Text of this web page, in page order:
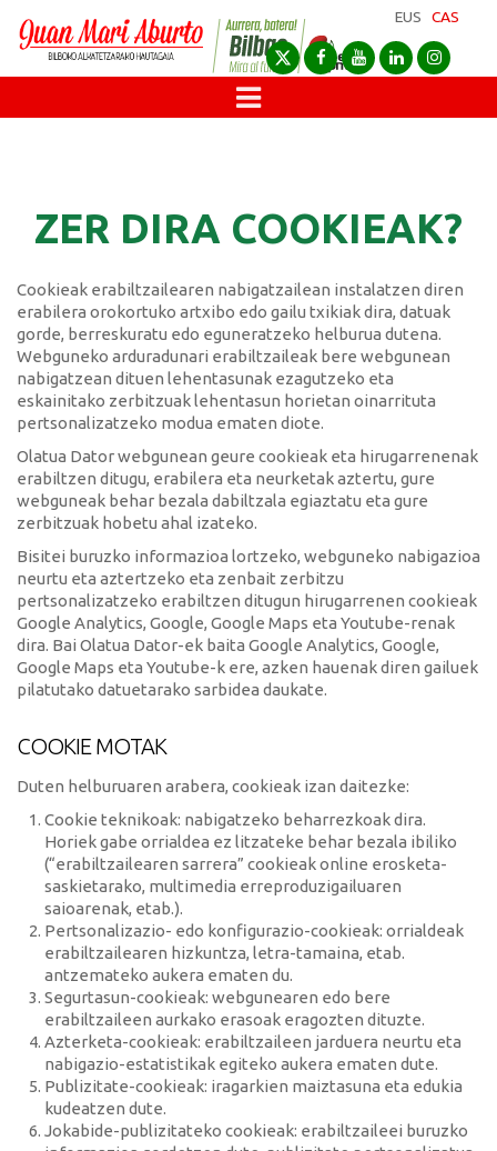
EUS CAS
ZER DIRA COOKIEAK?
Cookieak erabiltzailearen nabigatzailean instalatzen diren
erabilera orokortuko artxibo edo gailu txikiak dira, datuak
gorde, berreskuratu edo eguneratzeko helburua dutena.
Webguneko arduradunari erabiltzaileak bere webgunean
nabigatzean dituen lehentasunak ezagutzeko eta
eskainitako zerbitzuak lehentasun horietan oinarrituta
pertsonalizatzeko modua ematen diote.
Olatua Dator webgunean geure cookieak eta hirugarrenenak
erabiltzen ditugu, erabilera eta neurketak aztertu, gure
webguneak behar bezala dabiltzala egiaztatu eta gure
zerbitzuak hobetu ahal izateko.
Bisitei buruzko informazioa lortzeko, webguneko nabigazioa
neurtu eta aztertzeko eta zenbait zerbitzu
pertsonalizatzeko erabiltzen ditugun hirugarrenen cookieak
Google Analytics, Google, Google Maps eta Youtube-renak
dira. Bai Olatua Dator-ek baita Google Analytics, Google,
Google Maps eta Youtube-k ere, azken hauenak diren gailuek
pilatutako datuetarako sarbidea daukate.
COOKIE MOTAK
Duten helburuaren arabera, cookieak izan daitezke:
Cookie teknikoak: nabigatzeko beharrezkoak dira.
Horiek gabe orrialdea ez litzateke behar bezala ibiliko
(“erabiltzailearen sarrera” cookieak online erosketa-
saskietarako, multimedia erreproduzigailuaren
saioarenak, etab.).
Pertsonalizazio- edo konfigurazio-cookieak: orrialdeak
erabiltzailearen hizkuntza, letra-tamaina, etab.
antzemateko aukera ematen du.
Segurtasun-cookieak: webgunearen edo bere
erabiltzaileen aurkako erasoak eragozten dituzte.
Azterketa-cookieak: erabiltzaileen jarduera neurtu eta
nabigazio-estatistikak egiteko aukera ematen dute.
Publizitate-cookieak: iragarkien maiztasuna eta edukia
kudeatzen dute.
Jokabide-publizitateko cookieak: erabiltzaileei buruzko